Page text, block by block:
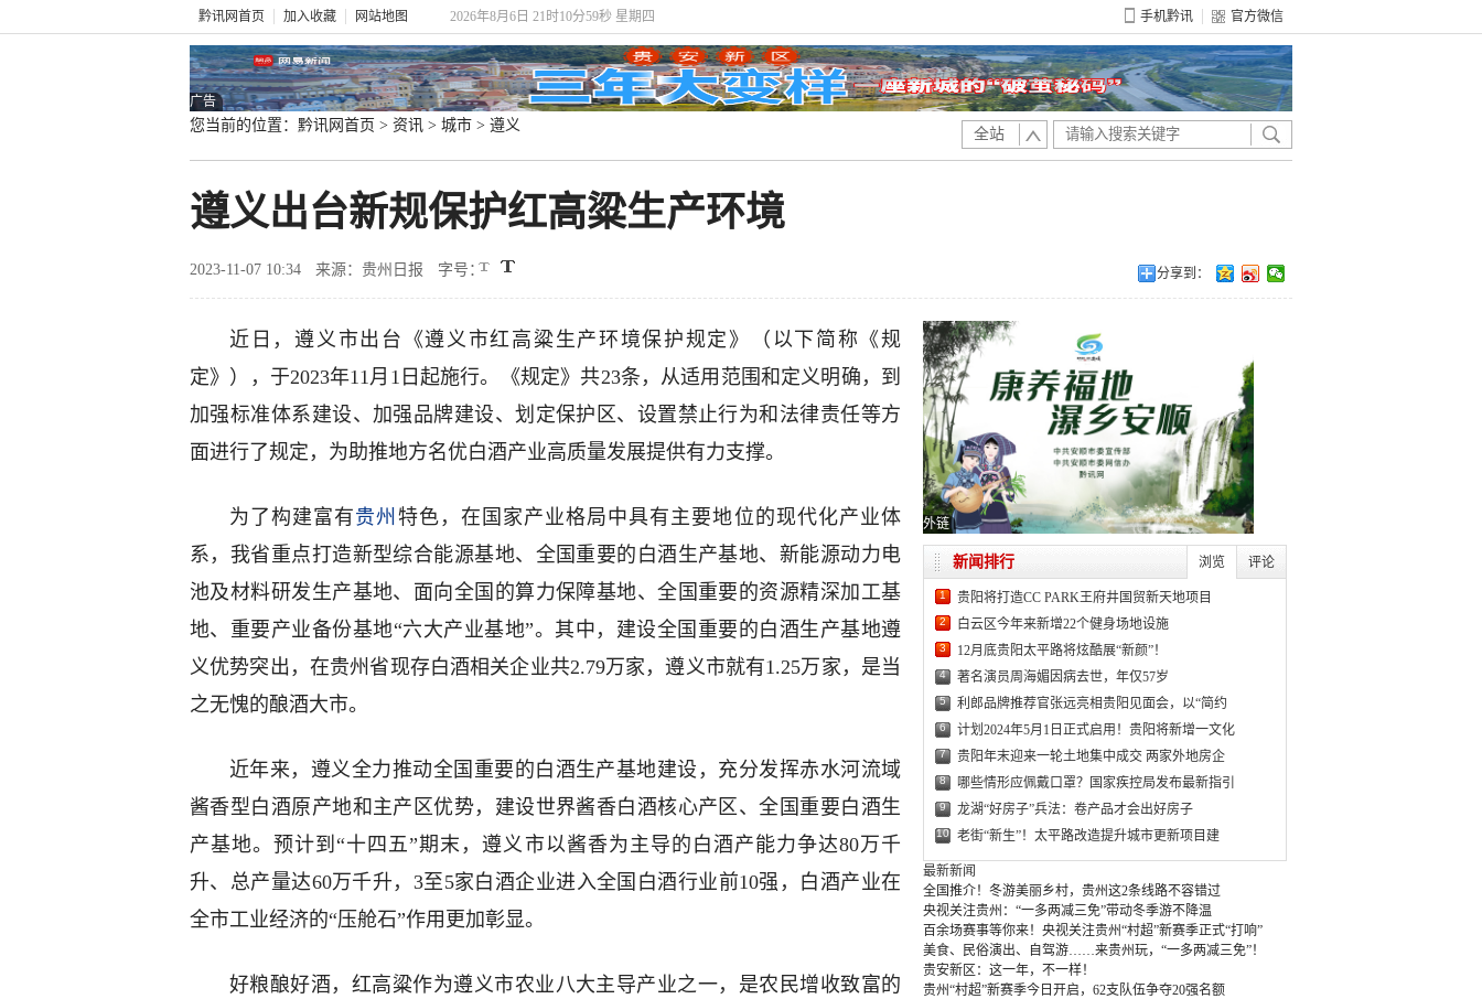
黔讯网首页 加入收藏 网站地图 2026年8月6日 21时10分59秒 星期四 手机黔讯 官方微信
广告
您当前的位置： 黔讯网首页 > 资讯 > 城市 > 遵义
全站
遵义出台新规保护红高粱生产环境
2023-11-07 10:34 来源：贵州日报 字号： 分享到：
近日，遵义市出台《遵义市红高粱生产环境保护规定》（以下简称《规
定》），于2023年11月1日起施行。《规定》共23条，从适用范围和定义明确，到
加强标准体系建设、加强品牌建设、划定保护区、设置禁止行为和法律责任等方
面进行了规定，为助推地方名优白酒产业高质量发展提供有力支撑。
为了构建富有贵州 特色，在国家产业格局中具有主要地位的现代化产业体
系，我省重点打造新型综合能源基地、全国重要的白酒生产基地、新能源动力电
池及材料研发生产基地、面向全国的算力保障基地、全国重要的资源精深加工基
地、重要产业备份基地“六大产业基地”。其中，建设全国重要的白酒生产基地遵
义优势突出，在贵州省现存白酒相关企业共2.79万家，遵义市就有1.25万家，是当
之无愧的酿酒大市。
近年来，遵义全力推动全国重要的白酒生产基地建设，充分发挥赤水河流域
酱香型白酒原产地和主产区优势，建设世界酱香白酒核心产区、全国重要白酒生
产基地。预计到“十四五”期末，遵义市以酱香为主导的白酒产能力争达80万千
升、总产量达60万千升，3至5家白酒企业进入全国白酒行业前10强，白酒产业在
全市工业经济的“压舱石”作用更加彰显。
好粮酿好酒，红高粱作为遵义市农业八大主导产业之一，是农民增收致富的
外链
浏览 评论
新闻排行
1 贵阳将打造CC PARK王府井国贸新天地项目
2 白云区今年来新增22个健身场地设施
3 12月底贵阳太平路将炫酷展“新颜”！
4 著名演员周海媚因病去世，年仅57岁
5 利郎品牌推荐官张远亮相贵阳见面会，以“简约
6 计划2024年5月1日正式启用！贵阳将新增一文化
7 贵阳年末迎来一轮土地集中成交 两家外地房企
8 哪些情形应佩戴口罩？国家疾控局发布最新指引
9 龙湖“好房子”兵法：卷产品才会出好房子
10 老街“新生”！太平路改造提升城市更新项目建
最新新闻
全国推介！冬游美丽乡村，贵州这2条线路不容错过
央视关注贵州：“一多两减三免”带动冬季游不降温
百余场赛事等你来！央视关注贵州“村超”新赛季正式“打响”
美食、民俗演出、自驾游……来贵州玩，“一多两减三免”！
贵安新区：这一年，不一样！
贵州“村超”新赛季今日开启，62支队伍争夺20强名额